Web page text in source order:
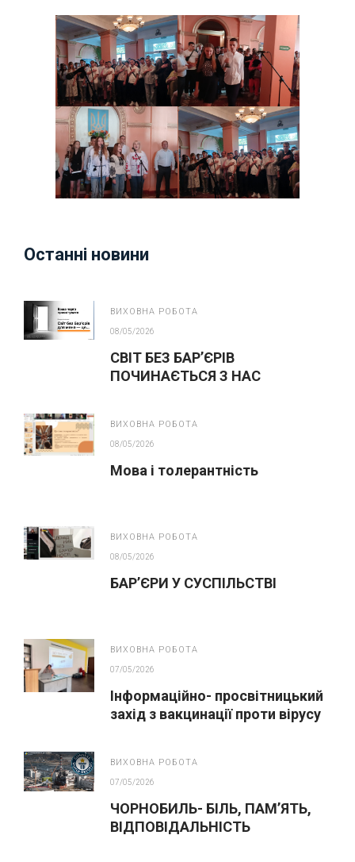
Останні новини
ВИХОВНА РОБОТА
08/05/2026
СВІТ БЕЗ БАР’ЄРІВ
ПОЧИНАЄТЬСЯ З НАС
ВИХОВНА РОБОТА
08/05/2026
Мова і толерантність
ВИХОВНА РОБОТА
08/05/2026
БАР’ЄРИ У СУСПІЛЬСТВІ
ВИХОВНА РОБОТА
07/05/2026
Інформаційно- просвітницький
захід з вакцинації проти вірусу
ВИХОВНА РОБОТА
07/05/2026
ЧОРНОБИЛЬ- БІЛЬ, ПАМ’ЯТЬ,
ВІДПОВІДАЛЬНІСТЬ